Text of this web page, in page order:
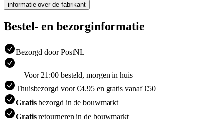
informatie over de fabrikant
Bestel- en bezorginformatie
Bezorgd door PostNL
Voor 21:00 besteld, morgen in huis
Thuisbezorgd voor €4.95 en gratis vanaf €50
Gratis bezorgd in de bouwmarkt
Gratis retourneren in de bouwmarkt